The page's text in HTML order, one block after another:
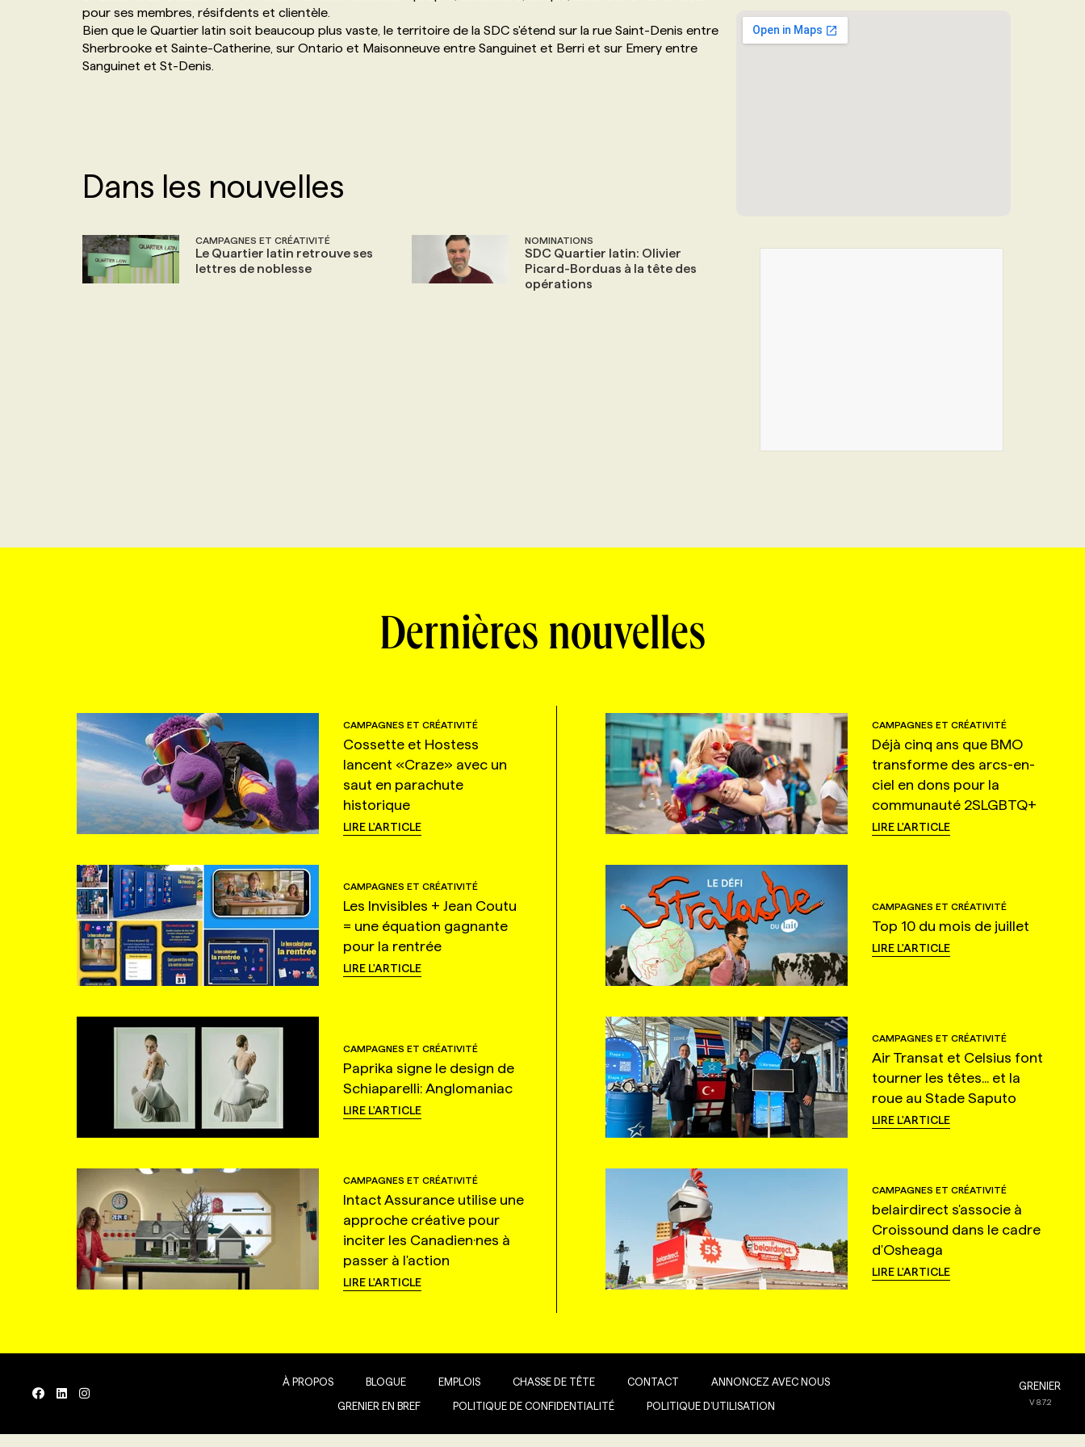
NOS TARIFS
PROGRAMMES DE SUBVENTIONS
ANNONCEZ AVEC NOUS
ANNONCEZ AVEC NOUS
pour ses membres, résifdents et clientèle.
Bien que le Quartier latin soit beaucoup plus vaste, le territoire de la SDC s'étend sur la rue Saint-Denis entre
Sherbrooke et Sainte-Catherine, sur Ontario et Maisonneuve entre Sanguinet et Berri et sur Emery entre
Sanguinet et St-Denis.
Dans les nouvelles
CAMPAGNES ET CRÉATIVITÉ
Le Quartier latin retrouve ses
lettres de noblesse
NOMINATIONS
SDC Quartier latin: Olivier
Picard-Borduas à la tête des
opérations
Dernières nouvelles
CAMPAGNES ET CRÉATIVITÉ
Cossette et Hostess
lancent «Craze» avec un
saut en parachute
historique
LIRE L'ARTICLE
CAMPAGNES ET CRÉATIVITÉ
Déjà cinq ans que BMO
transforme des arcs-en-
ciel en dons pour la
communauté 2SLGBTQ+
LIRE L'ARTICLE
CAMPAGNES ET CRÉATIVITÉ
Les Invisibles + Jean Coutu
= une équation gagnante
pour la rentrée
LIRE L'ARTICLE
CAMPAGNES ET CRÉATIVITÉ
Top 10 du mois de juillet
LIRE L'ARTICLE
CAMPAGNES ET CRÉATIVITÉ
Paprika signe le design de
Schiaparelli: Anglomaniac
LIRE L'ARTICLE
CAMPAGNES ET CRÉATIVITÉ
Air Transat et Celsius font
tourner les têtes... et la
roue au Stade Saputo
LIRE L'ARTICLE
CAMPAGNES ET CRÉATIVITÉ
Intact Assurance utilise une
approche créative pour
inciter les Canadien·nes à
passer à l'action
LIRE L'ARTICLE
CAMPAGNES ET CRÉATIVITÉ
belairdirect s'associe à
Croissound dans le cadre
d'Osheaga
LIRE L'ARTICLE
À PROPOS BLOGUE EMPLOIS CHASSE DE TÊTE CONTACT ANNONCEZ AVEC NOUS
GRENIER EN BREF POLITIQUE DE CONFIDENTIALITÉ POLITIQUE D’UTILISATION
GRENIER
V8.7.2